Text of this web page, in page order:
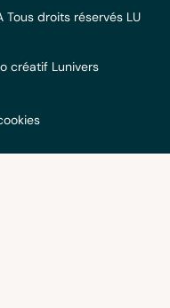
Tous droits réservésLU
créatif Lunivers